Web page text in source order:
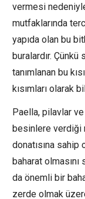
vermesi
mutfaklarında
yapıda olan bu
buralardır.
tanımlanan bu
kısımları olarak
Paella, pilavlar ve
besinlere verdiği
donatısına
baharat olmasını
da önemli bir
zerde olmak